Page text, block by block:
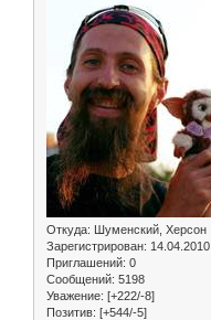
Откуда: Шуменский, Херсон
Зарегистрирован: 14.04.2010
Приглашений: 0
Сообщений: 5198
Уважение: [+222/-8]
Позитив: [+544/-5]